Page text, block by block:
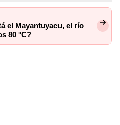
el Mayantuyacu, el río
80 °C?